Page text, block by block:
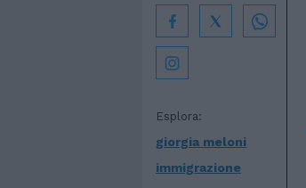
Esplora:
giorgia meloni
immigrazione